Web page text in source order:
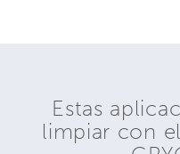
Estas
limpiar con